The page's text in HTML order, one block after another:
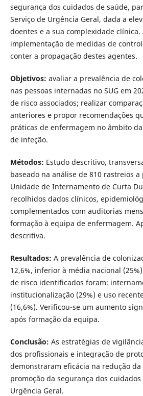
segurança dos cuidados de saúde,
Serviço de Urgência Geral, dada a
doentes e a sua complexidade
implementação de medidas de
conter a propagação destes agentes.
Objetivos: avaliar a prevalência de
nas pessoas internadas no SUG em
de risco associados; realizar
anteriores e propor recomendações
práticas de enfermagem no âmbito
de infeção.
Métodos: Estudo descritivo,
baseado na análise de 810 rastreios
Unidade de Internamento de Curta
recolhidos dados clínicos,
complementados com auditorias
formação à equipa de enfermagem.
descritiva.
Resultados: A prevalência de
12,6%, inferior à média nacional
de risco identificados foram:
institucionalização (29%) e uso
(16,6%). Verificou-se um aumento
após formação da equipa.
Conclusão: As estratégias de
dos profissionais e integração de
demonstraram eficácia na redução da
promoção da segurança dos cuidados
Urgência Geral.